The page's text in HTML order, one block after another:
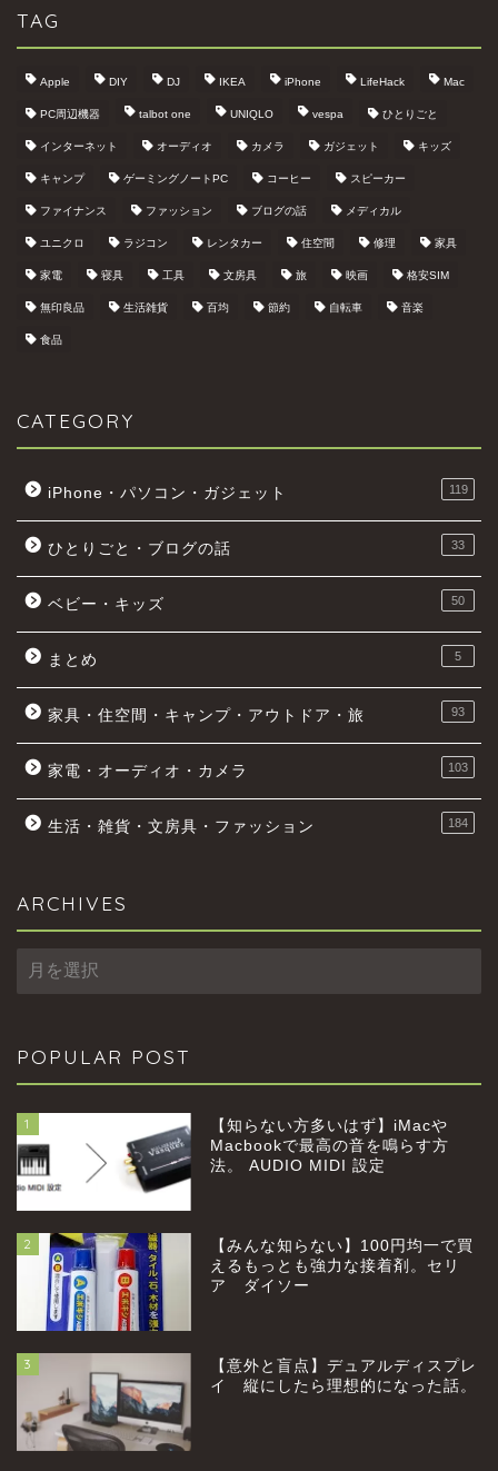
TAG
Apple DIY DJ IKEA iPhone LifeHack Mac
PC周辺機器 talbot one UNIQLO vespa ひとりごと
インターネット オーディオ カメラ ガジェット キッズ
キャンプ ゲーミングノートPC コーヒー スピーカー
ファイナンス ファッション ブログの話 メディカル
ユニクロ ラジコン レンタカー 住空間 修理 家具
家電 寝具 工具 文房具 旅 映画 格安SIM
無印良品 生活雑貨 百均 節約 自転車 音楽
食品
CATEGORY
iPhone・パソコン・ガジェット 119
ひとりごと・ブログの話 33
ベビー・キッズ 50
まとめ 5
家具・住空間・キャンプ・アウトドア・旅 93
家電・オーディオ・カメラ 103
生活・雑貨・文房具・ファッション 184
ARCHIVES
POPULAR POST
1
【知らない方多いはず】iMacや
Macbookで最高の音を鳴らす方
法。 AUDIO MIDI 設定
2
【みんな知らない】100円均一で買
えるもっとも強力な接着剤。セリ
ア ダイソー
3
【意外と盲点】デュアルディスプレ
イ 縦にしたら理想的になった話。